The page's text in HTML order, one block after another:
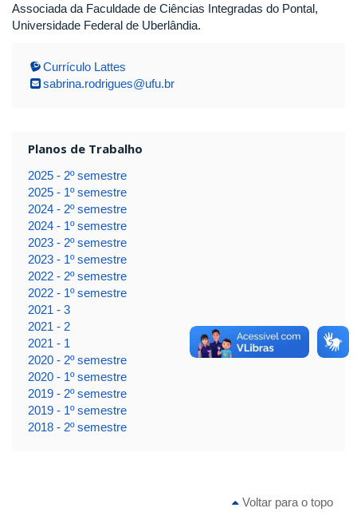
Associada da Faculdade de Ciências Integradas do Pontal,
Universidade Federal de Uberlândia.
Currículo Lattes
sabrina.rodrigues@ufu.br
Planos de Trabalho
2025 - 2º semestre
2025 - 1º semestre
2024 - 2º semestre
2024 - 1º semestre
2023 - 2º semestre
2023 - 1º semestre
2022 - 2º semestre
2022 - 1º semestre
2021 - 3
2021 - 2
2021 - 1
2020 - 2º semestre
2020 - 1º semestre
2019 - 2º semestre
2019 - 1º semestre
2018 - 2º semestre
Voltar para o topo